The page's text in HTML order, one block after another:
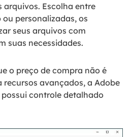
arquivos. Escolha entre
personalizadas, os
seus arquivos com
suas necessidades.
o preço de compra não é
recursos avançados, a Adobe
controle detalhado